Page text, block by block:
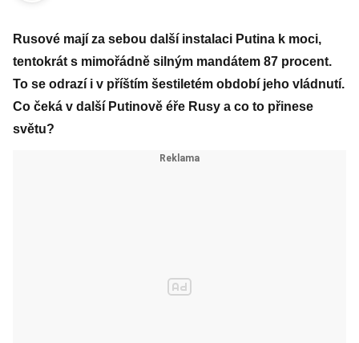
Rusové mají za sebou další instalaci Putina k moci,
tentokrát s mimořádně silným mandátem 87 procent.
To se odrazí i v příštím šestiletém období jeho vládnutí.
Co čeká v další Putinově éře Rusy a co to přinese
světu?